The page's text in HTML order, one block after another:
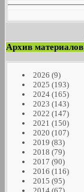
Архив материалов
2026 (9)
2025 (193)
2024 (165)
2023 (143)
2022 (147)
2021 (150)
2020 (107)
2019 (83)
2018 (79)
2017 (90)
2016 (116)
2015 (95)